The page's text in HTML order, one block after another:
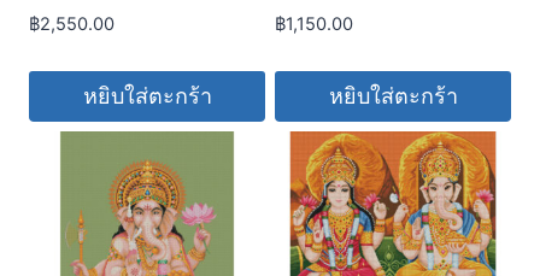
฿2,550.00
หยิบใส่ตะกร้า
฿1,150.00
หยิบใส่ตะกร้า